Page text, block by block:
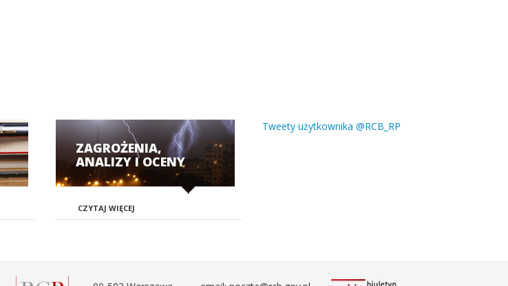
ZAGROŻENIA,
ANALIZY I OCENY
CZYTAJ WIĘCEJ
Tweety użytkownika @RCB_RP